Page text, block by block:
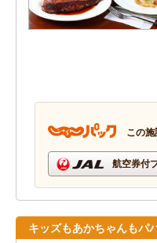
この
航空券付
キッズもあかちゃんもパ